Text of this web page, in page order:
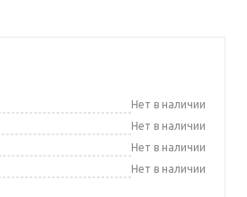
Нет в наличии
Нет в наличии
Нет в наличии
Нет в наличии